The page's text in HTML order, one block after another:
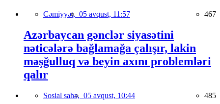
Cəmiyyət, 05 avqust, 11:57 467
Azərbaycan gənclər siyasətini
nəticələrə bağlamağa çalışır, lakin
məşğulluq və beyin axını problemləri
qalır
Sosial sahə, 05 avqust, 10:44 485